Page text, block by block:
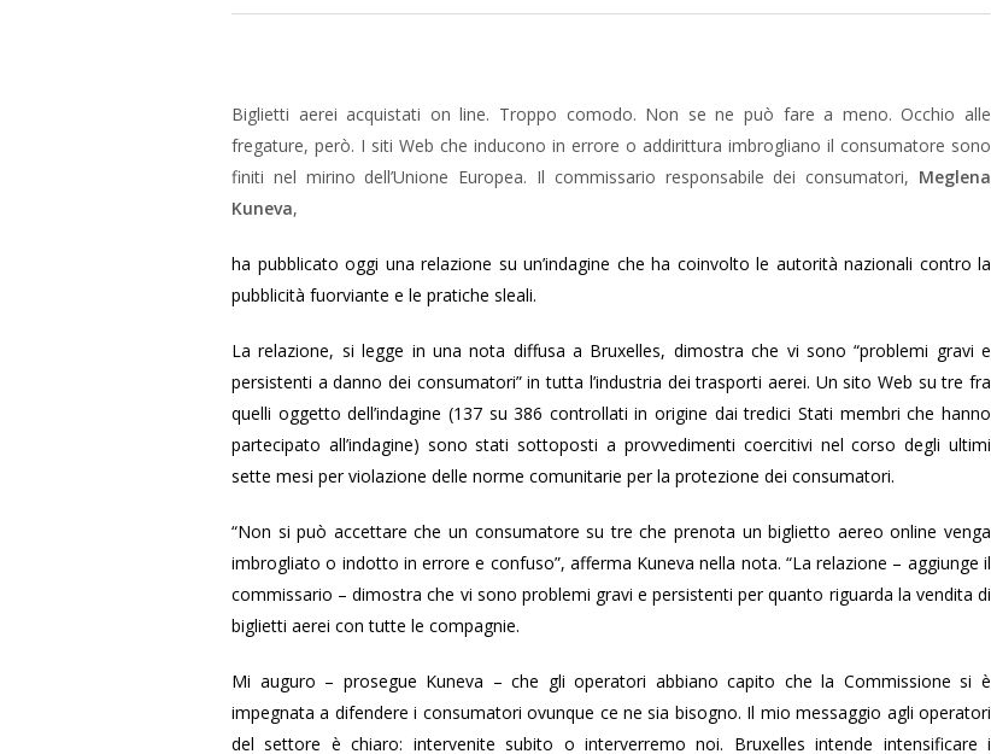
Biglietti aerei acquistati on line. Troppo comodo. Non se ne può fare a meno. Occhio alle
fregature, però. I siti Web che inducono in errore o addirittura imbrogliano il consumatore sono
finiti nel mirino dell’Unione Europea. Il commissario responsabile dei consumatori, Meglena
Kuneva,
ha pubblicato oggi una relazione su un’indagine che ha coinvolto le autorità nazionali contro la
pubblicità fuorviante e le pratiche sleali.
La relazione, si legge in una nota diffusa a Bruxelles, dimostra che vi sono “problemi gravi e
persistenti a danno dei consumatori” in tutta l’industria dei trasporti aerei. Un sito Web su tre fra
quelli oggetto dell’indagine (137 su 386 controllati in origine dai tredici Stati membri che hanno
partecipato all’indagine) sono stati sottoposti a provvedimenti coercitivi nel corso degli ultimi
sette mesi per violazione delle norme comunitarie per la protezione dei consumatori.
“Non si può accettare che un consumatore su tre che prenota un biglietto aereo online venga
imbrogliato o indotto in errore e confuso”, afferma Kuneva nella nota. “La relazione – aggiunge il
commissario – dimostra che vi sono problemi gravi e persistenti per quanto riguarda la vendita di
biglietti aerei con tutte le compagnie.
Mi auguro – prosegue Kuneva – che gli operatori abbiano capito che la Commissione si è
impegnata a difendere i consumatori ovunque ce ne sia bisogno. Il mio messaggio agli operatori
del settore è chiaro: intervenite subito o interverremo noi. Bruxelles intende intensificare i